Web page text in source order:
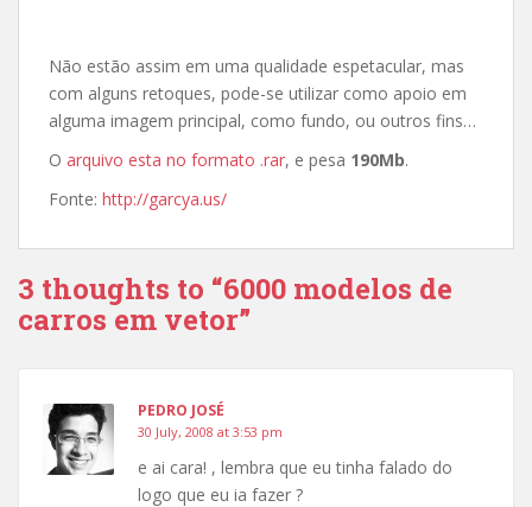
Não estão assim em uma qualidade espetacular, mas
com alguns retoques, pode-se utilizar como apoio em
alguma imagem principal, como fundo, ou outros fins…
O arquivo esta no formato .rar, e pesa 190Mb.
Fonte: http://garcya.us/
3 thoughts to “6000 modelos de
carros em vetor”
PEDRO JOSÉ
30 July, 2008 at 3:53 pm
e ai cara! , lembra que eu tinha falado do
logo que eu ia fazer ?